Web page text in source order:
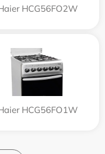
HCG56FO2W
HCG56FO1W